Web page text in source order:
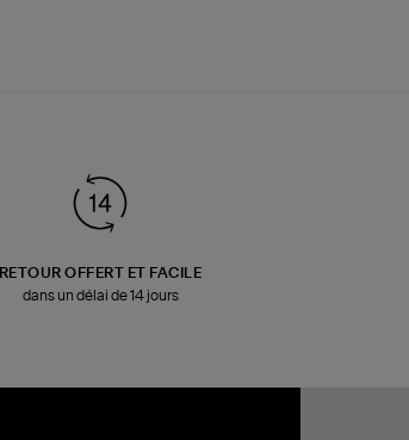
RETOUR OFFERT ET FACILE
dans un délai de 14 jours